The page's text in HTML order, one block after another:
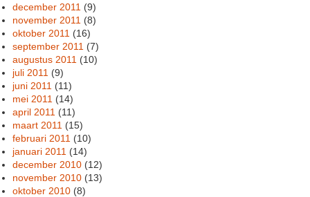
december 2011 (9)
november 2011 (8)
oktober 2011 (16)
september 2011 (7)
augustus 2011 (10)
juli 2011 (9)
juni 2011 (11)
mei 2011 (14)
april 2011 (11)
maart 2011 (15)
februari 2011 (10)
januari 2011 (14)
december 2010 (12)
november 2010 (13)
oktober 2010 (8)